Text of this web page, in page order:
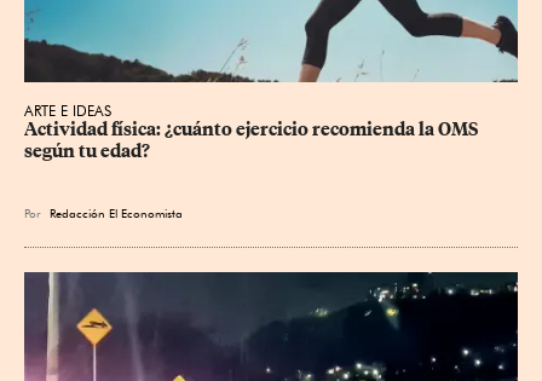
ARTE E IDEAS
Actividad física: ¿cuánto ejercicio recomienda la OMS
según tu edad?
Por Redacción El Economista